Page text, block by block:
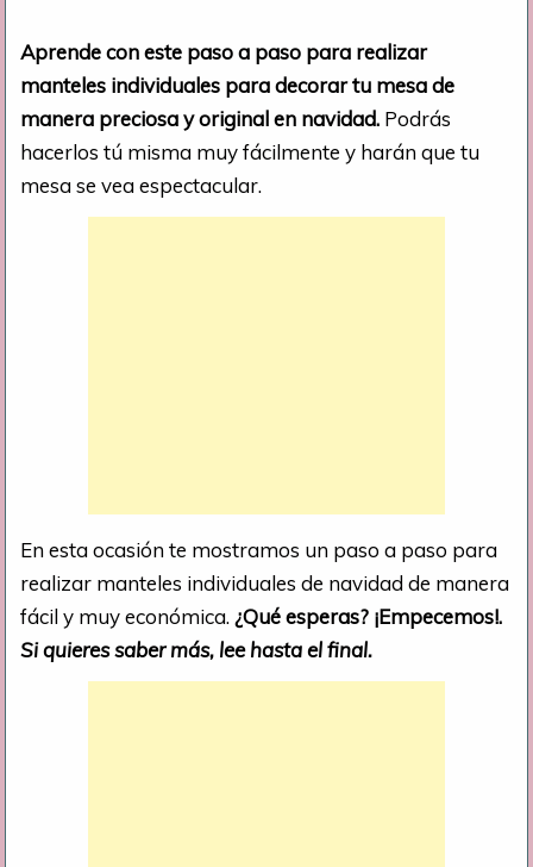
Aprende con este paso a paso para realizar
manteles individuales para decorar tu mesa de
manera preciosa y original en navidad. Podrás
hacerlos tú misma muy fácilmente y harán que tu
mesa se vea espectacular.
En esta ocasión te mostramos un paso a paso para
realizar manteles individuales de navidad de manera
fácil y muy económica. ¿Qué esperas? ¡Empecemos!.
Si quieres saber más, lee hasta el final.